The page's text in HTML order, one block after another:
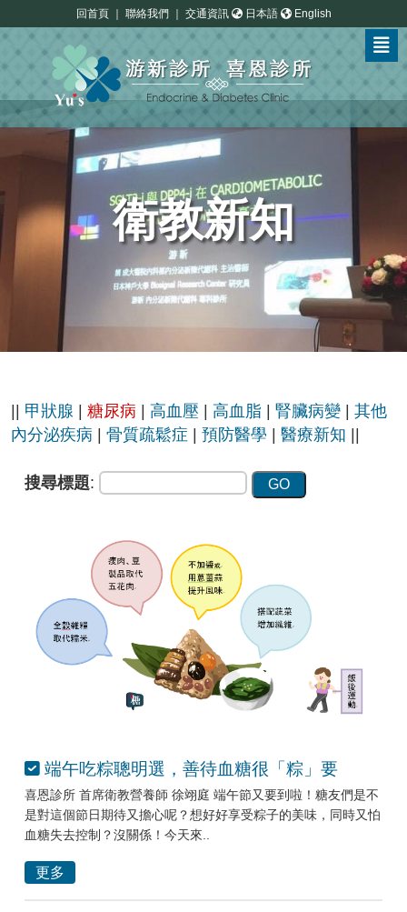
回首頁｜ 聯絡我們 交通資訊 日本語 English
衛教新知
甲狀腺 糖尿病 高血壓 高血脂 腎臟病變
其他
內分泌疾病
骨質疏鬆症 預防醫學 醫療新知
搜尋標題:
端午吃粽聰明選，善待血糖很「粽」要
喜恩診所 首席衛教營養師 徐翊庭 端午節又要到啦！糖友們是不
是對這個節日期待又擔心呢？想好好享受粽子的美味，同時又怕
血糖失去控制？沒關係！今天來..
更多